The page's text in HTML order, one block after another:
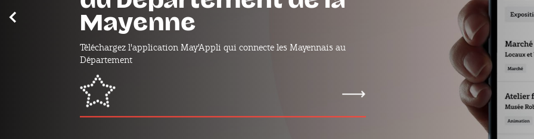
Précédent
Mayenne
Découvrez tous les projets qui se déroulent dans le département près
de chez vous.